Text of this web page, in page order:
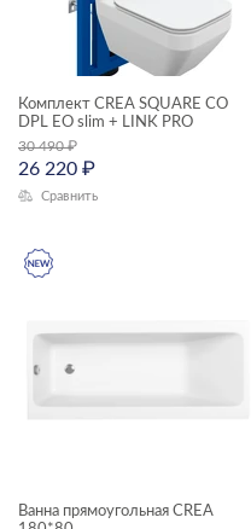
Ширина, см
Комплект CREA SQUARE CO
DPL EO slim + LINK PRO
30 490₽
26 220 ₽
Сравнить
Ванна прямоугольная CREA